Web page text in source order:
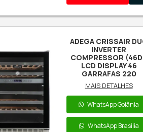
MAIS DETALHES
WhatsApp Goiânia
WhatsApp Brasília
paid Orçamento shopping_cart